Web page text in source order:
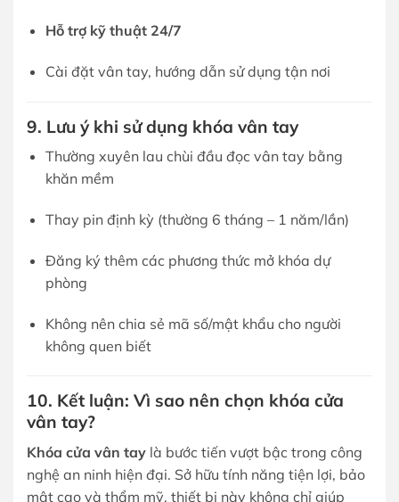
Hỗ trợ kỹ thuật 24/7
Cài đặt vân tay, hướng dẫn sử dụng tận nơi
9. Lưu ý khi sử dụng khóa vân tay
Thường xuyên lau chùi đầu đọc vân tay bằng
khăn mềm
Thay pin định kỳ (thường 6 tháng – 1 năm/lần)
Đăng ký thêm các phương thức mở khóa dự
phòng
Không nên chia sẻ mã số/mật khẩu cho người
không quen biết
10. Kết luận: Vì sao nên chọn khóa cửa
vân tay?
Khóa cửa vân tay là bước tiến vượt bậc trong công
nghệ an ninh hiện đại. Sở hữu tính năng tiện lợi, bảo
mật cao và thẩm mỹ, thiết bị này không chỉ giúp